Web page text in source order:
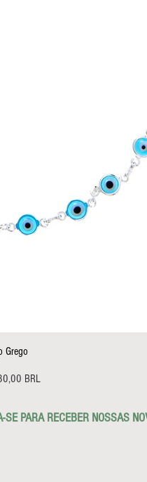
Grego
de oferta
BRL
SE PARA RECEBER NOSSAS